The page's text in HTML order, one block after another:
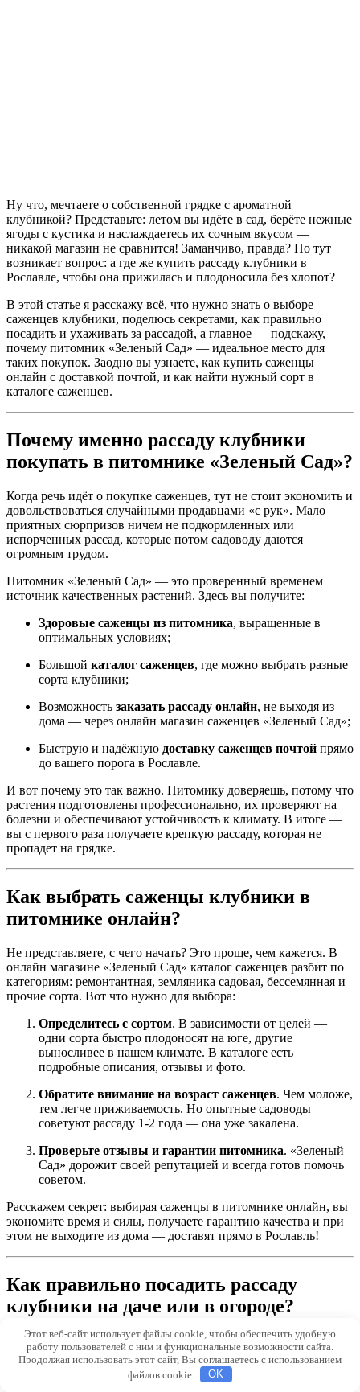
Ну что, мечтаете о собственной грядке с ароматной
клубникой? Представьте: летом вы идёте в сад, берёте нежные
ягоды с кустика и наслаждаетесь их сочным вкусом —
никакой магазин не сравнится! Заманчиво, правда? Но тут
возникает вопрос: а где же купить рассаду клубники в
Рославле, чтобы она прижилась и плодоносила без хлопот?
В этой статье я расскажу всё, что нужно знать о выборе
саженцев клубники, поделюсь секретами, как правильно
посадить и ухаживать за рассадой, а главное — подскажу,
почему питомник «Зеленый Сад» — идеальное место для
таких покупок. Заодно вы узнаете, как купить саженцы
онлайн с доставкой почтой, и как найти нужный сорт в
каталоге саженцев.
Почему именно рассаду клубники
покупать в питомнике «Зеленый Сад»?
Когда речь идёт о покупке саженцев, тут не стоит экономить и
довольствоваться случайными продавцами «с рук». Мало
приятных сюрпризов ничем не подкормленных или
испорченных рассад, которые потом садоводу даются
огромным трудом.
Питомник «Зеленый Сад» — это проверенный временем
источник качественных растений. Здесь вы получите:
Здоровые саженцы из питомника, выращенные в
оптимальных условиях;
Большой каталог саженцев, где можно выбрать разные
сорта клубники;
Возможность заказать рассаду онлайн, не выходя из
дома — через онлайн магазин саженцев «Зеленый Сад»;
Быструю и надёжную доставку саженцев почтой прямо
до вашего порога в Рославле.
И вот почему это так важно. Питомику доверяешь, потому что
растения подготовлены профессионально, их проверяют на
болезни и обеспечивают устойчивость к климату. В итоге —
вы с первого раза получаете крепкую рассаду, которая не
пропадет на грядке.
Как выбрать саженцы клубники в
питомнике онлайн?
Не представляете, с чего начать? Это проще, чем кажется. В
онлайн магазине «Зеленый Сад» каталог саженцев разбит по
категориям: ремонтантная, земляника садовая, бессемянная и
прочие сорта. Вот что нужно для выбора:
Определитесь с сортом. В зависимости от целей —
одни сорта быстро плодоносят на юге, другие
выносливее в нашем климате. В каталоге есть
подробные описания, отзывы и фото.
Обратите внимание на возраст саженцев. Чем моложе,
тем легче приживаемость. Но опытные садоводы
советуют рассаду 1-2 года — она уже закалена.
Проверьте отзывы и гарантии питомника. «Зеленый
Сад» дорожит своей репутацией и всегда готов помочь
советом.
Расскажем секрет: выбирая саженцы в питомнике онлайн, вы
экономите время и силы, получаете гарантию качества и при
этом не выходите из дома — доставят прямо в Рославль!
Как правильно посадить рассаду
клубники на даче или в огороде?
И вот, вы купили идеальную рассаду клубники. С чего
начинать? Поэтапно:
1. Подготовка места
Этот веб-сайт использует файлы cookie, чтобы обеспечить удобную
работу пользователей с ним и функциональные возможности сайта.
Продолжая использовать этот сайт, Вы соглашаетесь с использованием
файлов cookie
OK